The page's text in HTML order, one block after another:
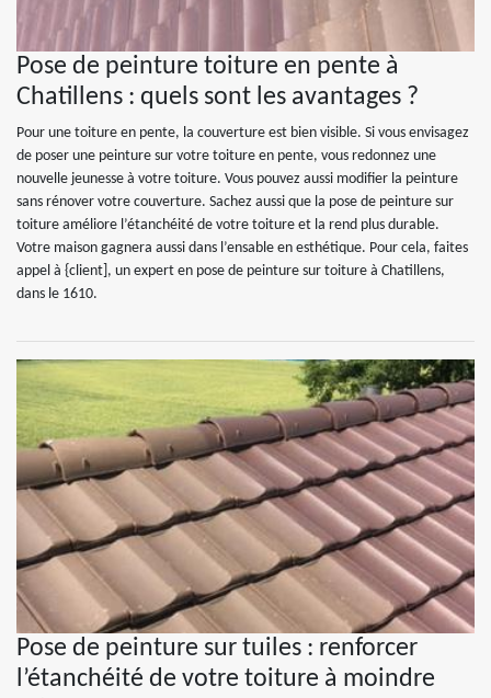
Pose de peinture toiture en pente à
Chatillens : quels sont les avantages ?
Pour une toiture en pente, la couverture est bien visible. Si vous envisagez
de poser une peinture sur votre toiture en pente, vous redonnez une
nouvelle jeunesse à votre toiture. Vous pouvez aussi modifier la peinture
sans rénover votre couverture. Sachez aussi que la pose de peinture sur
toiture améliore l’étanchéité de votre toiture et la rend plus durable.
Votre maison gagnera aussi dans l’ensable en esthétique. Pour cela, faites
appel à {client], un expert en pose de peinture sur toiture à Chatillens,
dans le 1610.
Pose de peinture sur tuiles : renforcer
l’étanchéité de votre toiture à moindre